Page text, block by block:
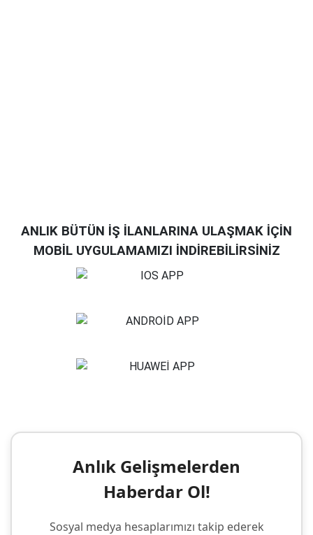
ANLIK BÜTÜN İŞ İLANLARINA ULAŞMAK İÇİN
MOBİL UYGULAMAMIZI İNDİREBİLİRSİNİZ
Anlık Gelişmelerden
Haberdar Ol!
Sosyal medya hesaplarımızı takip ederek